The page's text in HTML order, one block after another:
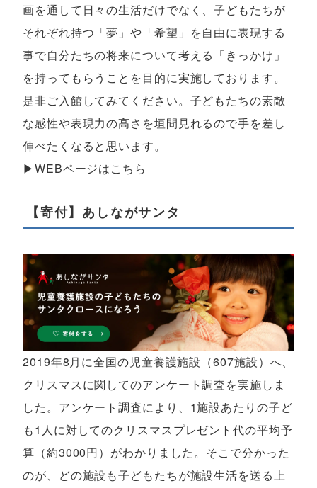
画を通して日々の生活だけでなく、子どもたちが
それぞれ持つ「夢」や「希望」を自由に表現する
事で自分たちの将来について考える「きっかけ」
を持ってもらうことを目的に実施しております。
是非ご入館してみてください。子どもたちの素敵
な感性や表現力の高さを垣間見れるので手を差し
伸べたくなると思います。
▶︎WEBページはこちら
【寄付】あしながサンタ
2019年8月に全国の児童養護施設（607施設）へ、
クリスマスに関してのアンケート調査を実施しま
した。アンケート調査により、1施設あたりの子ど
も1人に対してのクリスマスプレゼント代の平均予
算（約3000円）がわかりました。そこで分かった
のが、どの施設も子どもたちが施設生活を送る上